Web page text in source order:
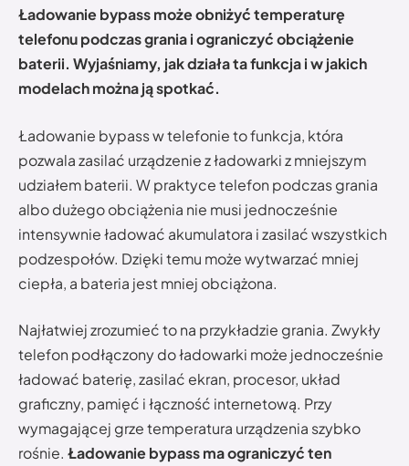
Ładowanie bypass może obniżyć temperaturę
telefonu podczas grania i ograniczyć obciążenie
baterii. Wyjaśniamy, jak działa ta funkcja i w jakich
modelach można ją spotkać.
Ładowanie bypass w telefonie to funkcja, która
pozwala zasilać urządzenie z ładowarki z mniejszym
udziałem baterii. W praktyce telefon podczas grania
albo dużego obciążenia nie musi jednocześnie
intensywnie ładować akumulatora i zasilać wszystkich
podzespołów. Dzięki temu może wytwarzać mniej
ciepła, a bateria jest mniej obciążona.
Najłatwiej zrozumieć to na przykładzie grania. Zwykły
telefon podłączony do ładowarki może jednocześnie
ładować baterię, zasilać ekran, procesor, układ
graficzny, pamięć i łączność internetową. Przy
wymagającej grze temperatura urządzenia szybko
rośnie. Ładowanie bypass ma ograniczyć ten